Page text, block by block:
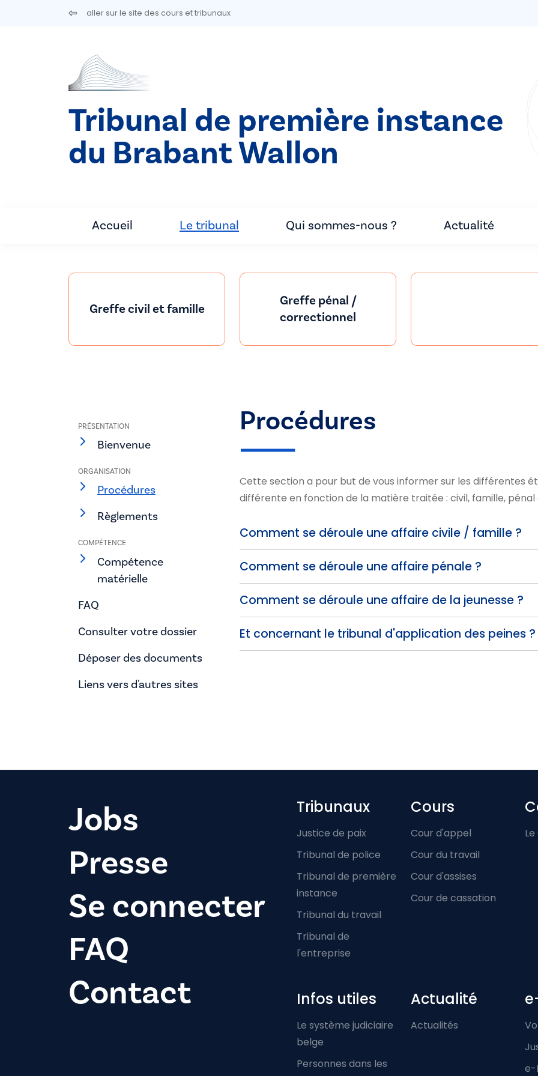
Aller au contenu principalaller sur le site des cours et tribunaux
Tribunal de première instance
du Brabant Wallon
Accueil Le tribunal Qui sommes-nous ? Actualité
Greffe civil et famille
Greffe pénal /
correctionnel
PRÉSENTATION
Bienvenue
ORGANISATION
Procédures
Règlements
COMPÉTENCE
Compétence
matérielle
FAQ
Consulter votre dossier
Déposer des documents
Liens vers d'autres sites
Procédures
Cette section a pour but de vous informer sur les différentes
différente en fonction de la matière traitée : civil, famille, pénal
Comment se déroule une affaire civile / famille ?
Comment se déroule une affaire pénale ?
Comment se déroule une affaire de la jeunesse ?
Et concernant le tribunal d'application des peines ?
Jobs
Presse
Se connecter
FAQ
Contact
Footer-menu
Tribunaux
Justice de paix
Tribunal de police
Tribunal de première
instance
Tribunal du travail
Tribunal de
l'entreprise
Cours
Cour d'appel
Cour du travail
Cour d'assises
Cour de cassation
Infos utiles
Le système judiciaire
belge
Personnes dans les
Actualité
Actualités
e-